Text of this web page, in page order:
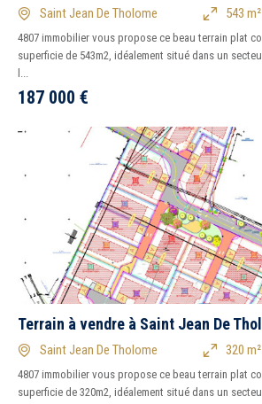
Saint Jean De Tholome 543 m²
4807 immobilier vous propose ce beau terrain plat
superficie de 543m2, idéalement situé dans un
l...
187 000 €
Terrain à vendre à Saint Jean De
Saint Jean De Tholome 320 m²
4807 immobilier vous propose ce beau terrain plat
superficie de 320m2, idéalement situé dans un